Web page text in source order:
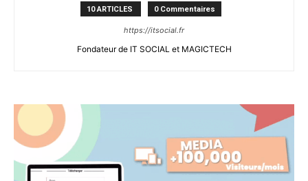
10 ARTICLES 0 Commentaires
https://itsocial.fr
Fondateur de IT SOCIAL et MAGICTECH